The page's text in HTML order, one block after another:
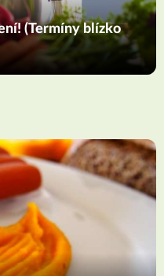
(Termíny blízko